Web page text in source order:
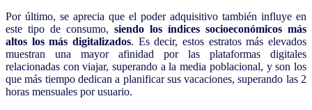
Por último, se aprecia que el poder adquisitivo también influye en
este tipo de consumo, siendo los índices socioeconómicos más
altos los más digitalizados. Es decir, estos estratos más elevados
muestran una mayor afinidad por las plataformas digitales
relacionadas con viajar, superando a la media poblacional, y son los
que más tiempo dedican a planificar sus vacaciones, superando las 2
horas mensuales por usuario.